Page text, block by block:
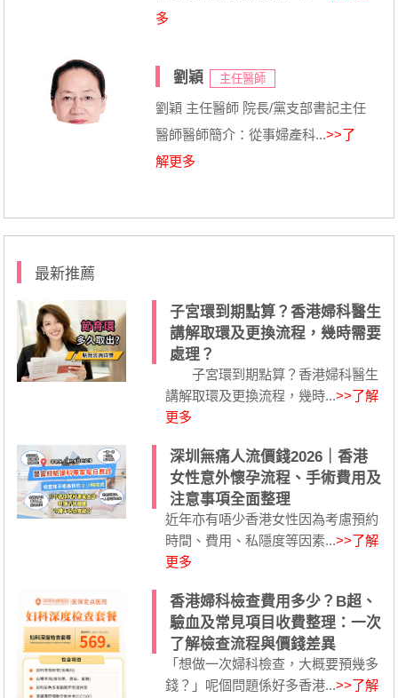
多
劉穎 主任醫師
劉穎 主任醫師 院長/黨支部書記主任
醫師醫師簡介：從事婦產科...>>了
解更多
最新推薦
子宮環到期點算？香港婦科醫生
講解取環及更換流程，幾時需要
處理？
子宮環到期點算？香港婦科醫生
講解取環及更換流程，幾時...>>了解
更多
深圳無痛人流價錢2026｜香港
女性意外懷孕流程、手術費用及
注意事項全面整理
近年亦有唔少香港女性因為考慮預約
時間、費用、私隱度等因素...>>了解
更多
香港婦科檢查費用多少？B超、
驗血及常見項目收費整理：一次
了解檢查流程與價錢差異
「想做一次婦科檢查，大概要預幾多
錢？」呢個問題係好多香港...>>了解